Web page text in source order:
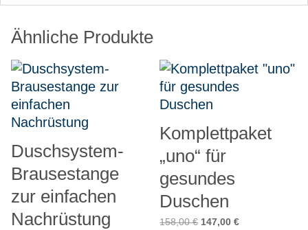
Ähnliche Produkte
Duschsystem-
Brausestange
zur einfachen
Nachrüstung
Komplettpaket
„uno“ für
gesundes
Duschen
158,00€ Ursprünglicher
147,00€Aktueller